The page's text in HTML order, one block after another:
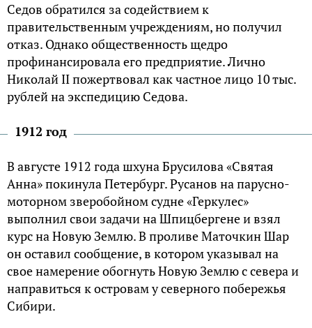
Седов обратился за содействием к
правительственным учреждениям, но получил
отказ. Однако общественность щедро
профинансировала его предприятие. Лично
Николай II пожертвовал как частное лицо 10 тыс.
рублей на экспедицию Седова.
1912 год
В августе 1912 года шхуна Брусилова «Святая
Анна» покинула Петербург. Русанов на парусно-
моторном зверобойном судне «Геркулес»
выполнил свои задачи на Шпицбергене и взял
курс на Новую Землю. В проливе Маточкин Шар
он оставил сообщение, в котором указывал на
свое намерение обогнуть Новую Землю с севера и
направиться к островам у северного побережья
Сибири.